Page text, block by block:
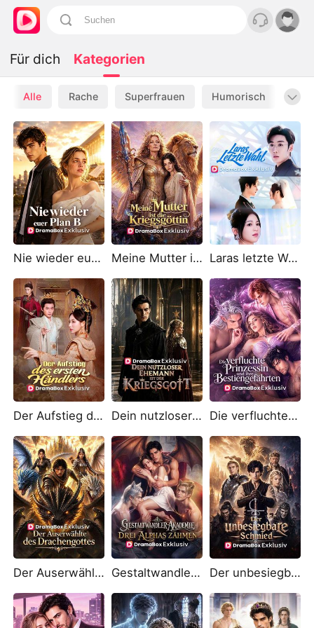
Für dich Kategorien
Alle Rache Superfrauen Humorisch
Nie wieder euer Plan B Meine Mutter ist die Kriegsgöttin Laras letzte Wahl (Deutsch Synchronisiert)
Der Aufstieg des ersten Händlers (Synchronisiert) Dein nutzloser Ehemann ist der Kriegsgott Die verfluchte Prinzessin und ihre Bestiengefährten
Der Auserwählte des Drachengottes (Deutsch Synchronisiert) Gestaltwandler-Akademie: Drei Alphas zähmen Der unbesiegbare Schmied